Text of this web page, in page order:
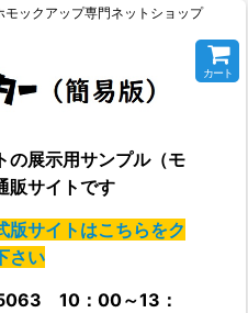
モックアップ専門ネットショップ
の展示用サンプル（モ
販サイトです
版サイトはこちらをク
さい
10：00～13：
カート